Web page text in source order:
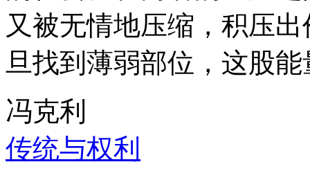
又被无情地压缩，积压
旦找到薄弱部位，这股
冯克利
传统与权利